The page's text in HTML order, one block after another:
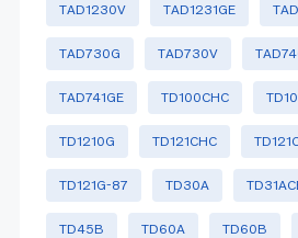
TAD1230V TAD1231GE
TAD730G TAD730V
TAD741GE TD100CHC
TD1210G TD121CHC
TD121G-87 TD30A
TD45B TD60A TD60B